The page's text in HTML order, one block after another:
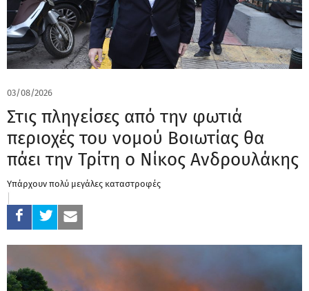
03/08/2026
Στις πληγείσες από την φωτιά
περιοχές του νομού Βοιωτίας θα
πάει την Τρίτη ο Νίκος Ανδρουλάκης
Υπάρχουν πολύ μεγάλες καταστροφές